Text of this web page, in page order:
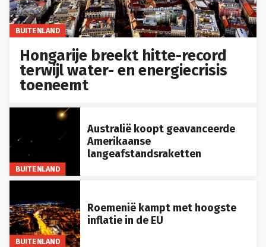
BUITENLAND
Hongarije breekt hitte-record
terwijl water- en energiecrisis
toeneemt
BUITENLAND
Australië koopt geavanceerde
Amerikaanse
langeafstandsraketten
BUITENLAND
Roemenië kampt met hoogste
inflatie in de EU